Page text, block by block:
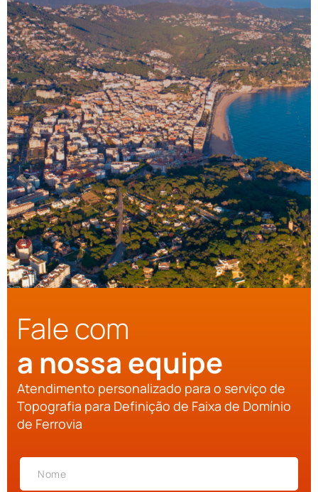
Fale com
a nossa equipe
Atendimento personalizado para o serviço de
Topografia para Definição de Faixa de Domínio
de Ferrovia